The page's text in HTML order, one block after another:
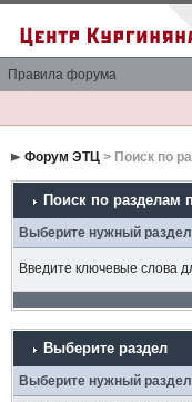
Правила форума
Форум ЭТЦ> Поиск по
Поиск по разделам
Выберите нужный раздел
Введите ключевые слова
Выберите раздел
Выберите нужный раздел